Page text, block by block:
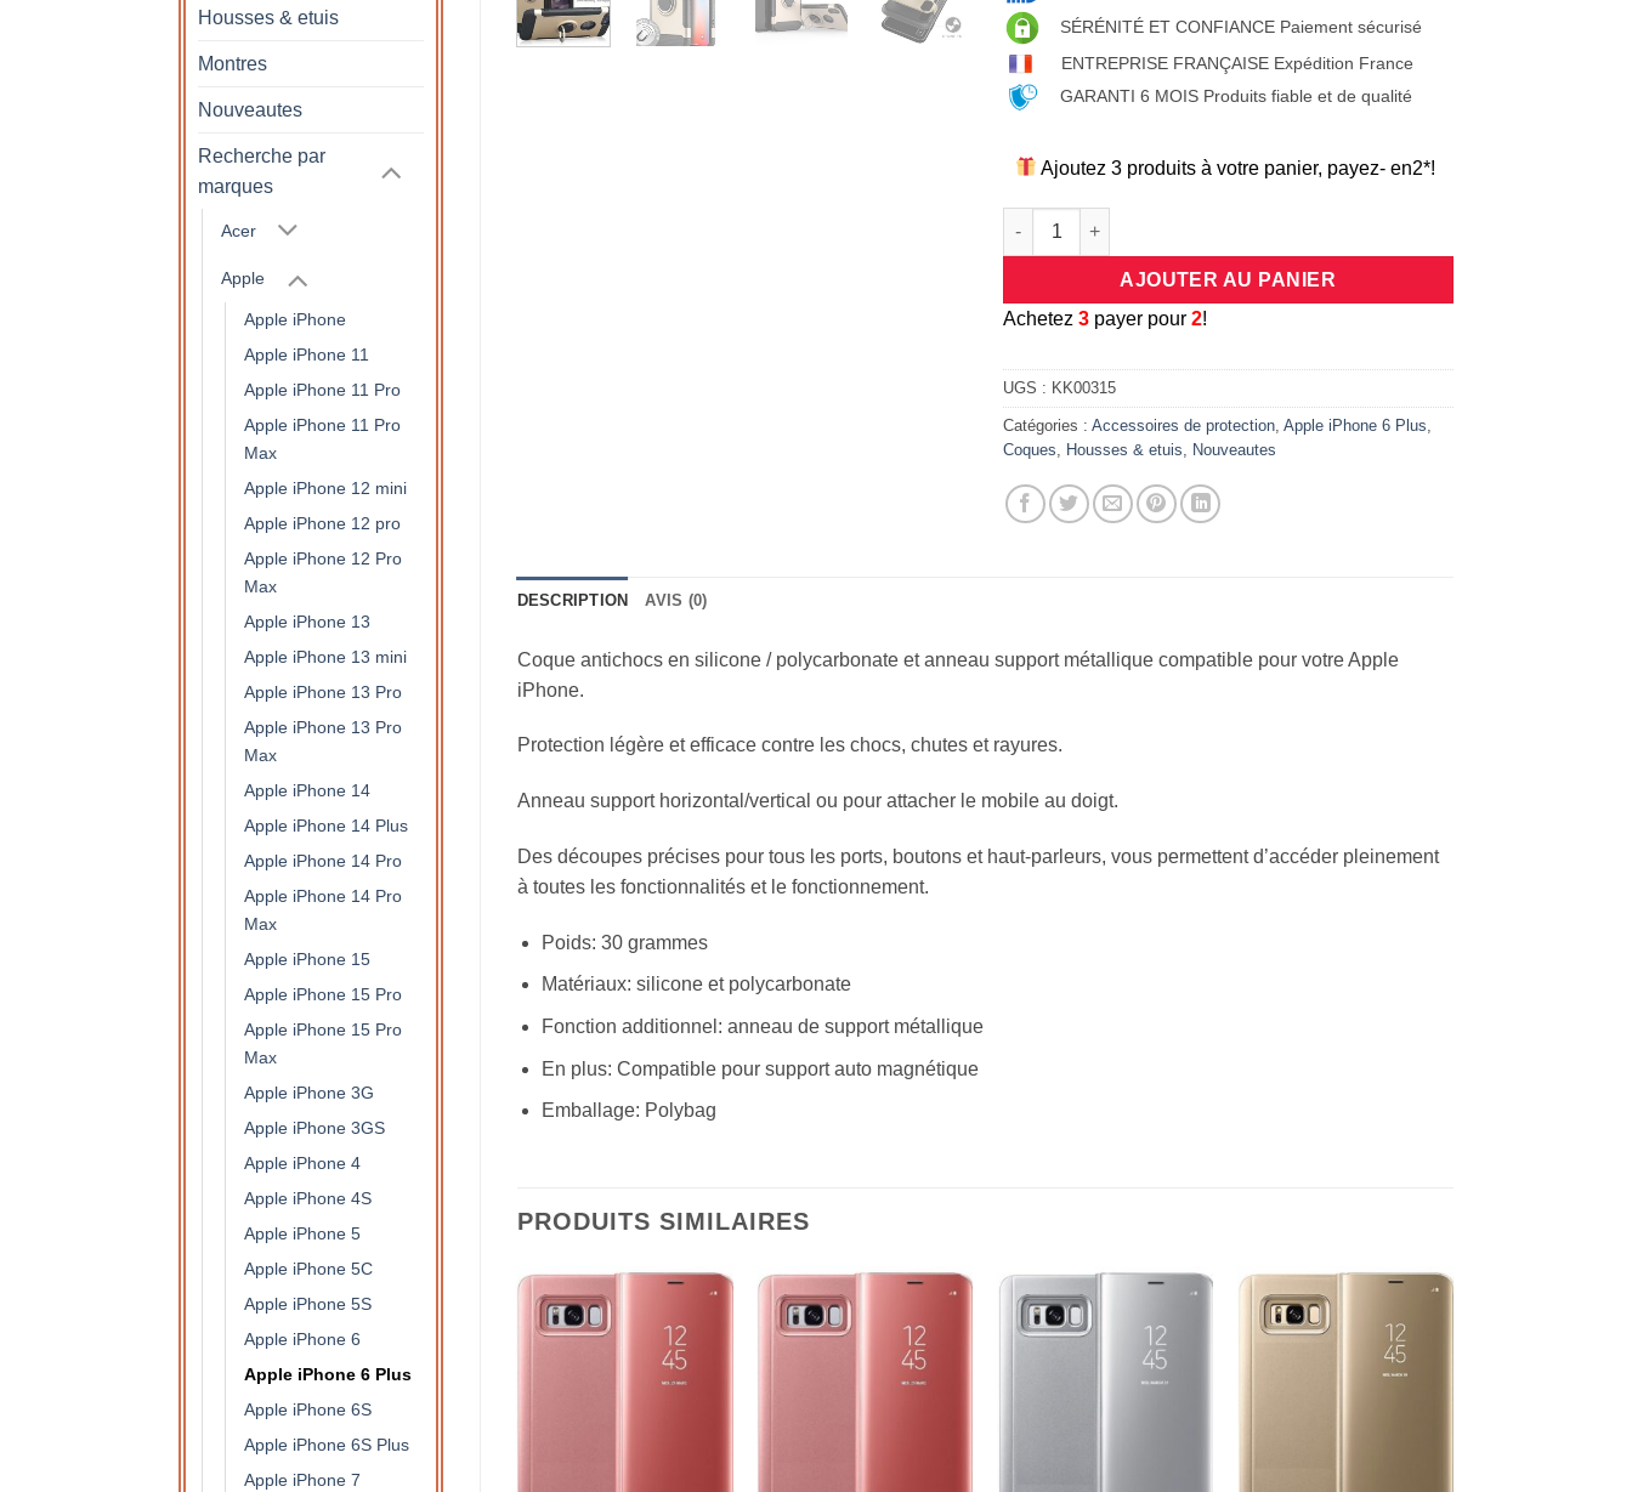
Housses & etuis
Montres
Nouveautes
Recherche par
marques
Acer
Apple
Apple iPhone
Apple iPhone 11
Apple iPhone 11 Pro
Apple iPhone 11 Pro
Max
Apple iPhone 12 mini
Apple iPhone 12 pro
Apple iPhone 12 Pro
Max
Apple iPhone 13
Apple iPhone 13 mini
Apple iPhone 13 Pro
Apple iPhone 13 Pro
Max
Apple iPhone 14
Apple iPhone 14 Plus
Apple iPhone 14 Pro
Apple iPhone 14 Pro
Max
Apple iPhone 15
Apple iPhone 15 Pro
Apple iPhone 15 Pro
Max
Apple iPhone 3G
Apple iPhone 3GS
Apple iPhone 4
Apple iPhone 4S
Apple iPhone 5
Apple iPhone 5C
Apple iPhone 5S
Apple iPhone 6
Apple iPhone 6 Plus
Apple iPhone 6S
Apple iPhone 6S Plus
Apple iPhone 7
SÉRÉNITÉ ET CONFIANCE Paiement sécurisé
ENTREPRISE FRANÇAISE Expédition France
GARANTI 6 MOIS Produits fiable et de qualité
Ajoutez 3 produits à votre panier, payez- en2*!
quantité de Coque en silicone et renfort carbone et anneau métallique
AJOUTER AU PANIER
Achetez3 payer pour2!
UGS : KK00315
Catégories :Accessoires de protection ,Apple iPhone 6 Plus
Coques
Housses & etuis Nouveautes
DESCRIPTION AVIS (0)
Coque antichocs en silicone / polycarbonate et anneau support métallique compatible pour votre Apple
iPhone.
Protection légère et efficace contre les chocs, chutes et rayures.
Anneau support horizontal/vertical ou pour attacher le mobile au doigt.
Des découpes précises pour tous les ports, boutons et haut-parleurs, vous permettent d’accéder pleinement
à toutes les fonctionnalités et le fonctionnement.
Poids: 30 grammes
Matériaux: silicone et polycarbonate
Fonction additionnel: anneau de support métallique
En plus: Compatible pour support auto magnétique
Emballage: Polybag
PRODUITS SIMILAIRES